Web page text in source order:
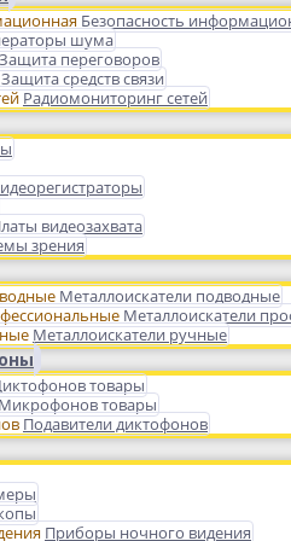
Безопасность
шума
Защита переговоров
Защита средств связи
Радиомониторинг сетей
видеозахвата
зрения
Металлоискатели подводные
Металлоискатели
Металлоискатели ручные
товары
товары
Подавители диктофонов
Приборы ночного видения